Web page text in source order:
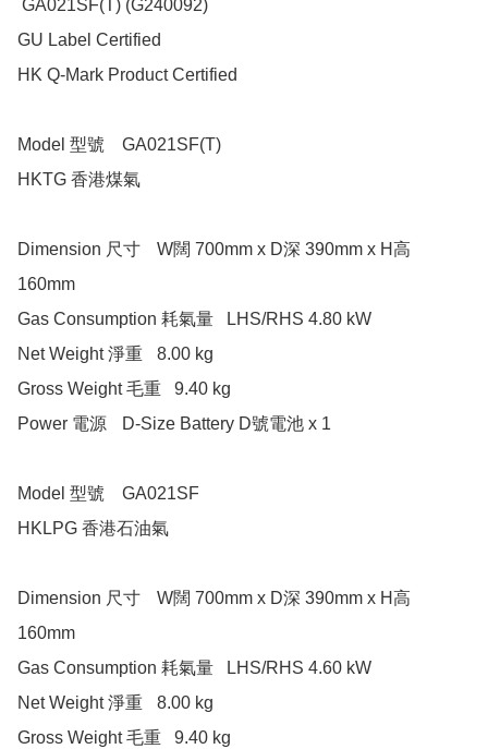
GA021SF(T) (G240092)
GU Label Certified
HK Q-Mark Product Certified
Model 型號 	GA021SF(T)
HKTG 香港煤氣
Dimension 尺寸 	W闊 700mm x D深 390mm x H高
160mm
Gas Consumption 耗氣量 	LHS/RHS 4.80 kW
Net Weight 淨重 	8.00 kg
Gross Weight 毛重 	9.40 kg
Power 電源 	D-Size Battery D號電池 x 1
Model 型號 	GA021SF
HKLPG 香港石油氣
Dimension 尺寸 	W闊 700mm x D深 390mm x H高
160mm
Gas Consumption 耗氣量 	LHS/RHS 4.60 kW
Net Weight 淨重 	8.00 kg
Gross Weight 毛重 	9.40 kg